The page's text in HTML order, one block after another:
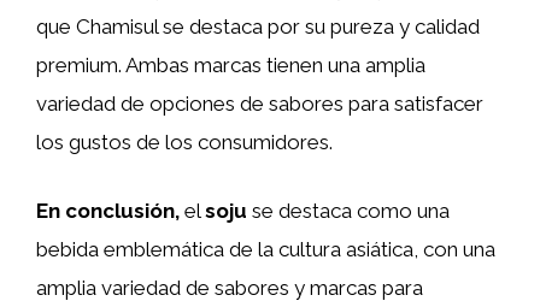
que Chamisul se destaca por su pureza y calidad
premium. Ambas marcas tienen una amplia
variedad de opciones de sabores para satisfacer
los gustos de los consumidores.
En conclusión, elsoju se destaca como una
bebida emblemática de la cultura asiática, con una
amplia variedad de sabores y marcas para